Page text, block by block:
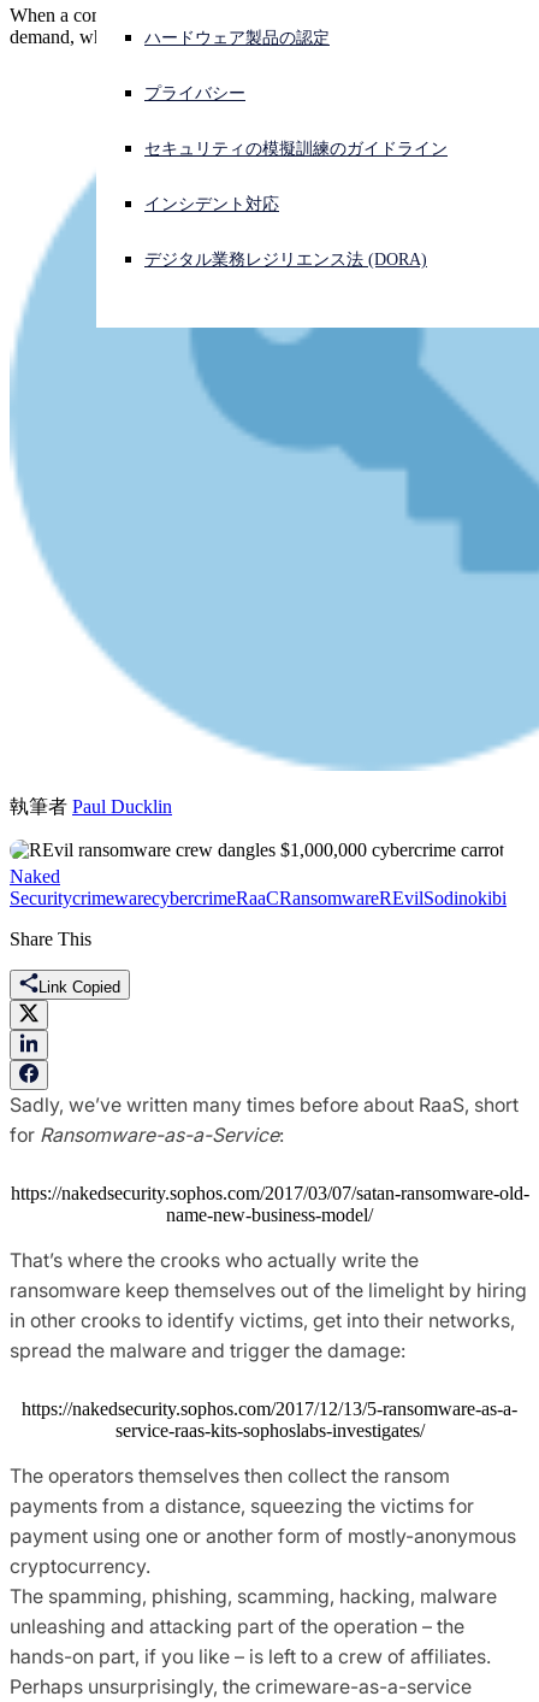
サイバー攻撃を受けている場合、連絡先はこちら
ハードウェア製品の認定
プライバシー
セキュリティの模擬訓練のガイドライン
インシデント対応
デジタル業務レジリエンス法 (DORA)
When a company pays a multimillion dollar ransomware blackmail
demand, where do you think the money goes?
執筆者 Paul Ducklin
Naked
SecuritycrimewarecybercrimeRaaCRansomwareREvilSodinokibi
Share This
Link Copied
Sadly, we’ve written many times before about RaaS, short
for Ransomware-as-a-Service:
https://nakedsecurity.sophos.com/2017/03/07/satan-ransomware-old-
name-new-business-model/
That’s where the crooks who actually write the
ransomware keep themselves out of the limelight by hiring
in other crooks to identify victims, get into their networks,
spread the malware and trigger the damage:
https://nakedsecurity.sophos.com/2017/12/13/5-ransomware-as-a-
service-raas-kits-sophoslabs-investigates/
The operators themselves then collect the ransom
payments from a distance, squeezing the victims for
payment using one or another form of mostly-anonymous
cryptocurrency.
The spamming, phishing, scamming, hacking, malware
unleashing and attacking part of the operation – the
hands-on part, if you like – is left to a crew of affiliates.
Perhaps unsurprisingly, the crimeware-as-a-service